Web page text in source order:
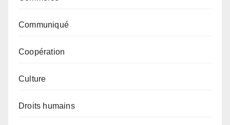
Communiqué
Coopération
Culture
Droits humains